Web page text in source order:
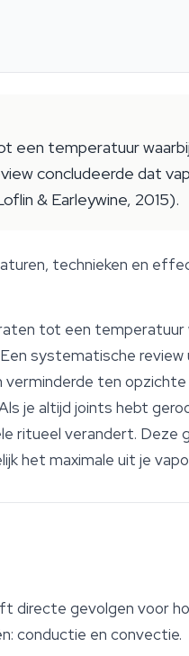
temperatuur
concludeerde dat
& Earleywine, 2015).
technieken en
tot een temperatuur
systematische review
ten opzichte
je altijd joints hebt
ritueel verandert. Deze
het maximale uit je
gevolgen voor
conductie en convectie.